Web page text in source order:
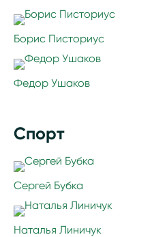
Борис Писториус
Федор Ушаков
Спорт
Сергей Бубка
Наталья Линичук